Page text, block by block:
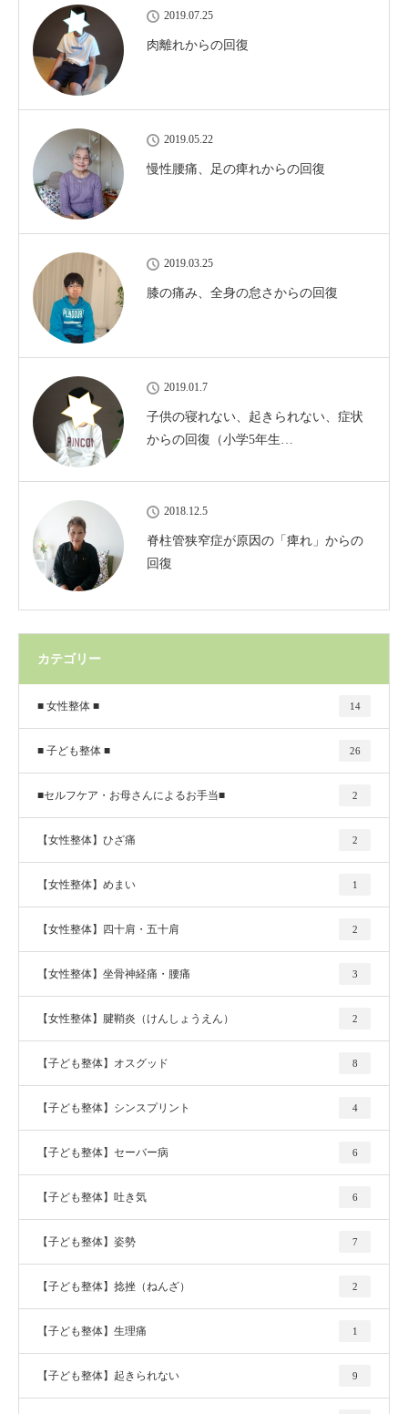
2019.07.25
肉離れからの回復
2019.05.22
慢性腰痛、足の痺れからの回復
2019.03.25
膝の痛み、全身の怠さからの回復
2019.01.7
子供の寝れない、起きられない、症状
からの回復（小学5年生…
2018.12.5
脊柱管狭窄症が原因の「痺れ」からの
回復
カテゴリー
■ 女性整体 ■ 14
■ 子ども整体 ■ 26
■セルフケア・お母さんによるお手当■ 2
【女性整体】ひざ痛 2
【女性整体】めまい 1
【女性整体】四十肩・五十肩 2
【女性整体】坐骨神経痛・腰痛 3
【女性整体】腱鞘炎（けんしょうえん） 2
【子ども整体】オスグッド 8
【子ども整体】シンスプリント 4
【子ども整体】セーバー病 6
【子ども整体】吐き気 6
【子ども整体】姿勢 7
【子ども整体】捻挫（ねんざ） 2
【子ども整体】生理痛 1
【子ども整体】起きられない 9